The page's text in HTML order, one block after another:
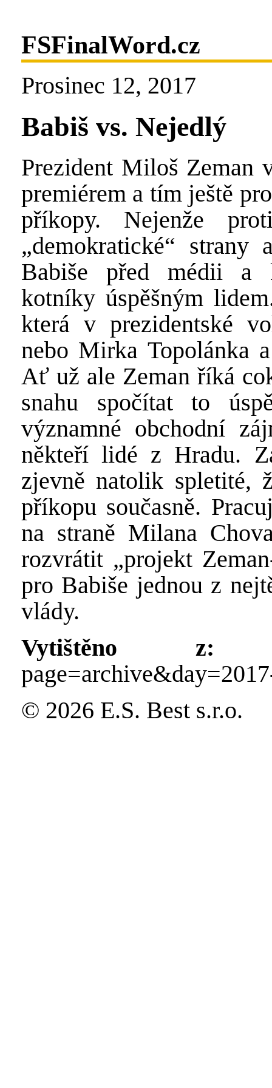
FSFinalWord.cz
Prosinec 12, 2017
Babiš vs. Nejedlý
Prezident Miloš Zeman
premiérem a tím ještě
příkopy. Nejenže
„demokratické“
Babiše před médii a
kotníky úspěšným
která v prezidentské
nebo Mirka Topolánka
Ať už ale Zeman říká
snahu spočítat to
významné obchodní
někteří lidé z Hradu.
zjevně natolik spletité,
příkopu současně.
na straně Milana
rozvrátit „projekt
pro Babiše jednou z
vlády.
Vytištěno z:
© 2026 E.S. Best s.r.o.